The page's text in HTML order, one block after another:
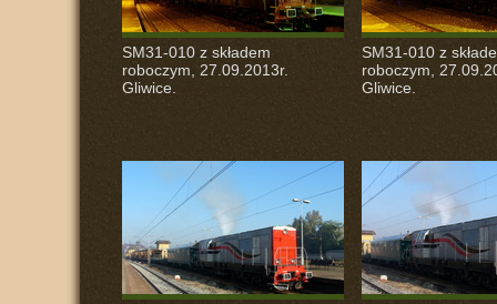
SM31-010 z składem
roboczym, 27.09.2013r.
Gliwice.
SM31-010 z
roboczym,
Gliwice.